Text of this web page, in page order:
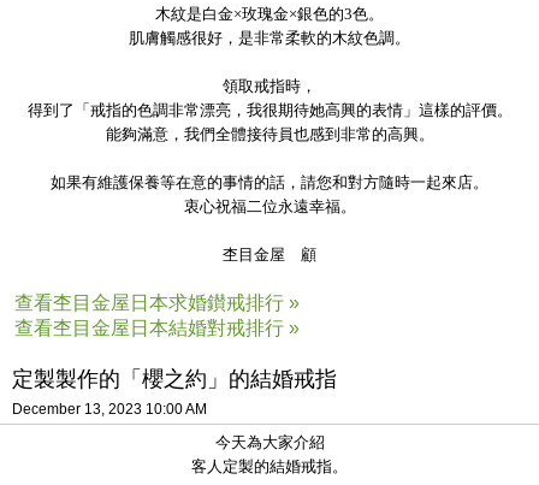
木紋是白金×玫瑰金×銀色的3色。
肌膚觸感很好，是非常柔軟的木紋色調。
領取戒指時，
得到了「戒指的色調非常漂亮，我很期待她高興的表情」這樣的評價。
能夠滿意，我們全體接待員也感到非常的高興。
如果有維護保養等在意的事情的話，請您和對方隨時一起來店。
衷心祝福二位永遠幸福。
杢目金屋 顧
查看杢目金屋日本求婚鑚戒排行 »
查看杢目金屋日本結婚對戒排行 »
定製製作的「櫻之約」的結婚戒指
December 13, 2023 10:00 AM
今天為大家介紹
客人定製的結婚戒指。